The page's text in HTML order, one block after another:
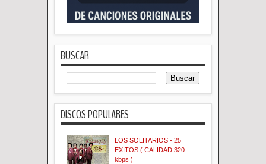
BUSCAR
DISCOS POPULARES
LOS SOLITARIOS - 25
EXITOS ( CALIDAD 320
kbps )